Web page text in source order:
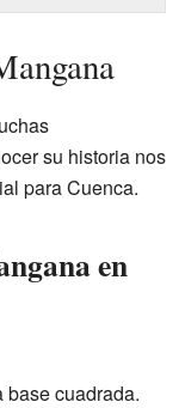
su historia nos
para Cuenca.
en
base cuadrada.